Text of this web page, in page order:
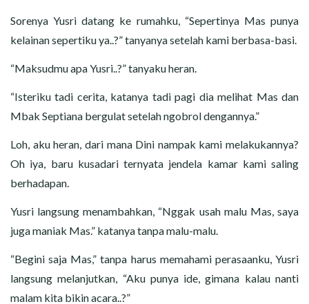
Sorenya Yusri datang ke rumahku, “Sepertinya Mas punya
kelainan sepertiku ya..?” tanyanya setelah kami berbasa-basi.
“Maksudmu apa Yusri..?” tanyaku heran.
“Isteriku tadi cerita, katanya tadi pagi dia melihat Mas dan
Mbak Septiana bergulat setelah ngobrol dengannya.”
Loh, aku heran, dari mana Dini nampak kami melakukannya?
Oh iya, baru kusadari ternyata jendela kamar kami saling
berhadapan.
Yusri langsung menambahkan, “Nggak usah malu Mas, saya
juga maniak Mas.” katanya tanpa malu-malu.
“Begini saja Mas,” tanpa harus memahami perasaanku, Yusri
langsung melanjutkan, “Aku punya ide, gimana kalau nanti
malam kita bikin acara..?”